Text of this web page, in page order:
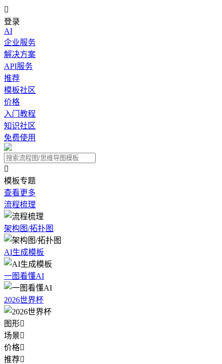

登录
AI
企业服务
解决方案
API服务
推荐
模板社区
价格
入门教程
知识社区
免费使用

模板专题
查看更多
流程梳理
架构图/拓扑图
AI生成模板
一图看懂AI
2026世界杯
图形
场景
价格
推荐